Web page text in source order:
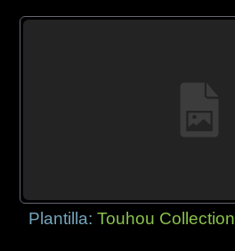
Plantilla:Touhou Collection